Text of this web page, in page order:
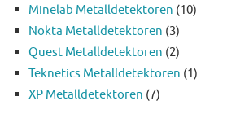
Minelab Metalldetektoren (10)
Nokta Metalldetektoren (3)
Quest Metalldetektoren (2)
Teknetics Metalldetektoren (1)
XP Metalldetektoren (7)